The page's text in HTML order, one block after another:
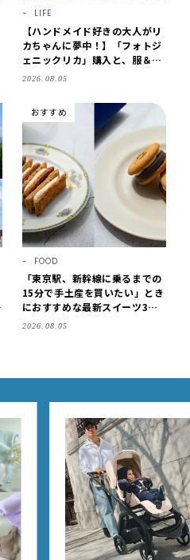
LIFE
【ハンドメイド好きの大人がリ
カちゃんに夢中！】「フォトジ
ェニックリカ」購入と、服＆ク
ローゼットの手づくり実例をご
2026.08.05
おすすめ
FOOD
「東京駅、新幹線に乗るまでの
15分で手土産を買いたい」とき
におすすめな最新スイーツ3選
【東京駅改札内・朝8時開店】
2026.08.05